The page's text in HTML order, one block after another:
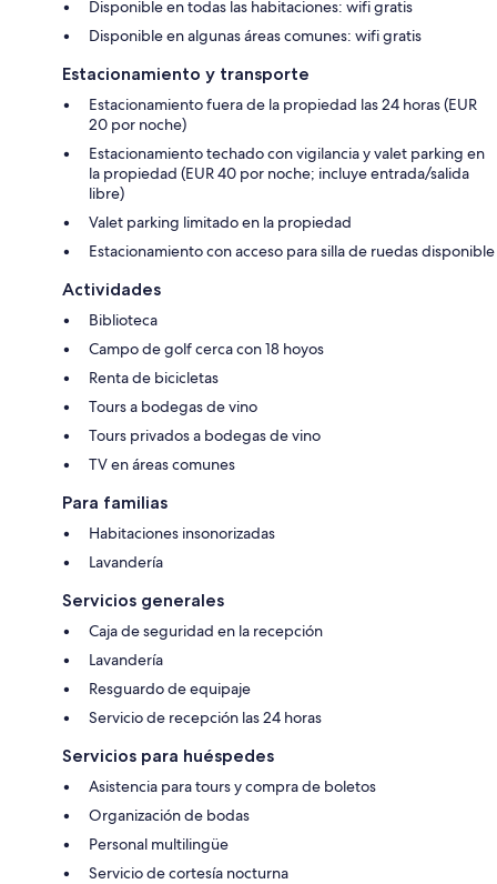
Disponible en todas las habitaciones: wifi gratis
Disponible en algunas áreas comunes: wifi gratis
Estacionamiento y transporte
Estacionamiento fuera de la propiedad las 24 horas (EUR
20 por noche)
Estacionamiento techado con vigilancia y valet parking en
la propiedad (EUR 40 por noche; incluye entrada/salida
libre)
Valet parking limitado en la propiedad
Estacionamiento con acceso para silla de ruedas disponible
Actividades
Biblioteca
Campo de golf cerca con 18 hoyos
Renta de bicicletas
Tours a bodegas de vino
Tours privados a bodegas de vino
TV en áreas comunes
Para familias
Habitaciones insonorizadas
Lavandería
Servicios generales
Caja de seguridad en la recepción
Lavandería
Resguardo de equipaje
Servicio de recepción las 24 horas
Servicios para huéspedes
Asistencia para tours y compra de boletos
Organización de bodas
Personal multilingüe
Servicio de cortesía nocturna